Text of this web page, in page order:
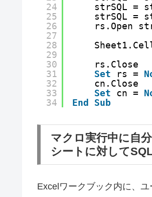
24
25
26
27
28
29
30
31
32
33
34
strSQL =
strSQL =
rs.Open
rs.Close
Set
rs =
cn.Close
Set
cn =
End
Sub
マクロ実行中に自
シートに対して
Excelワークブック内に、